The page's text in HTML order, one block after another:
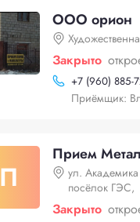
ООО орион
Закрыто
+7 (960) 885-
Приёмщик:
П
Прием
ул.
посёлок ГЭС,
Закрыто